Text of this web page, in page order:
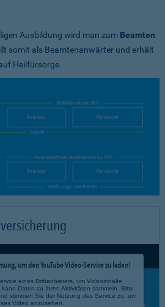
Ausbildung wird man zum Beamten
somit als Beamtenanwärter und erhält
Heilfürsorge.
um den YouTube Video-Service zu laden!
eines Drittanbieters, um Videoinhalte
Daten zu Ihren Aktivitäten sammeln. Bitte
stimmen Sie der Nutzung des Service zu, um
Video anzusehen.